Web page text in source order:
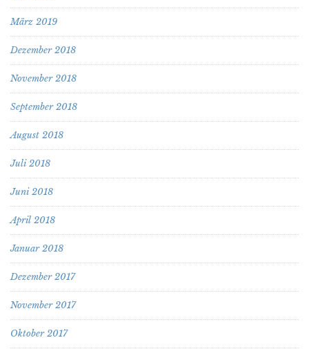
März 2019
Dezember 2018
November 2018
September 2018
August 2018
Juli 2018
Juni 2018
April 2018
Januar 2018
Dezember 2017
November 2017
Oktober 2017